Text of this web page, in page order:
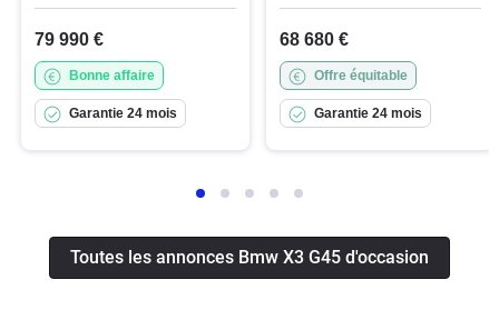
79 990 €
Bonne affaire
Garantie 24 mois
68 680 €
Offre équitable
Garantie 24 mois
Toutes les annonces Bmw X3 G45 d'occasion